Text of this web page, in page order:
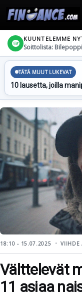
KUUNTELEMME
Soittolista:
TÄTÄ MUUT LUKEVAT
10 lausetta, joilla
18:10 - 15.07.2025 VIIHDE
Välttelevät
11 asiaa